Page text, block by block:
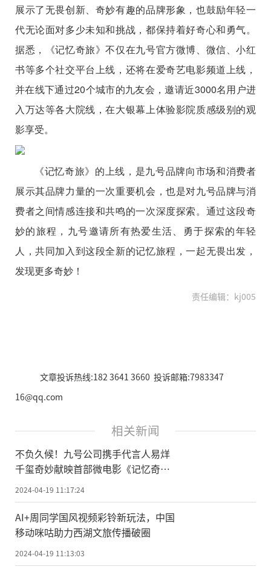
展示了无畏创新、奇妙有趣的品牌形象，也鼓励年轻一
代无论面对多少未知和挑战，都保持着好奇心和勇气。
据悉，《记忆奇旅》不仅在九号官方微博、微信、小红
书等多个社交平台上线，还将在爱奇艺电影频道上线，
并在线下通过20个城市的九友会，邀请近3000名用户进
入万达等各大院线，在大银幕上体验影院质感级别的观
影享受。
《记忆奇旅》的上线，是九号品牌向市场和消费者
展示其品牌力量的一次重要机会，也是对九号品牌与消
费者之间情感连接和共鸣的一次深度探索。通过这段奇
妙的旅程，九号邀请所有热爱生活、勇于探索的年轻
人，共同加入到这段全新的记忆旅程，一起无畏出发，
发现更多奇妙！
责任编辑：kj005
文章投诉热线:182 3641 3660 投诉邮箱:7983347
16@qq.com
相关新闻
不负久候！九号公司携手代言人易烊
千玺奇妙献映首部微电影《记忆奇
旅》，多平台同步上线
2024-04-19 11:17:24
AI+周同学国风视频彩铃新玩法，中国
移动咪咕助力西湖文旅传播破圈
2024-04-19 11:13:03